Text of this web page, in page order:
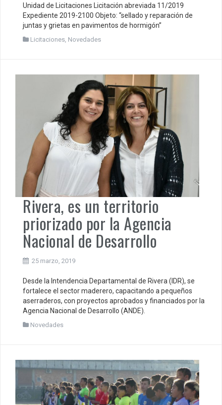
Unidad de Licitaciones Licitación abreviada 11/2019
Expediente 2019-2100 Objeto: “sellado y reparación de
juntas y grietas en pavimentos de hormigón”
Licitaciones Novedades
Rivera, es un territorio
priorizado por la Agencia
Nacional de Desarrollo
25 marzo, 2019
Desde la Intendencia Departamental de Rivera (IDR), se
fortalece el sector maderero, capacitando a pequeños
aserraderos, con proyectos aprobados y financiados por la
Agencia Nacional de Desarrollo (ANDE).
Novedades